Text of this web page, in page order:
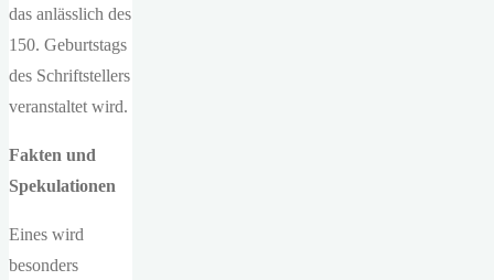
das anlässlich des
150. Geburtstags
des Schriftstellers
veranstaltet wird.
Fakten und
Spekulationen
Eines wird
besonders